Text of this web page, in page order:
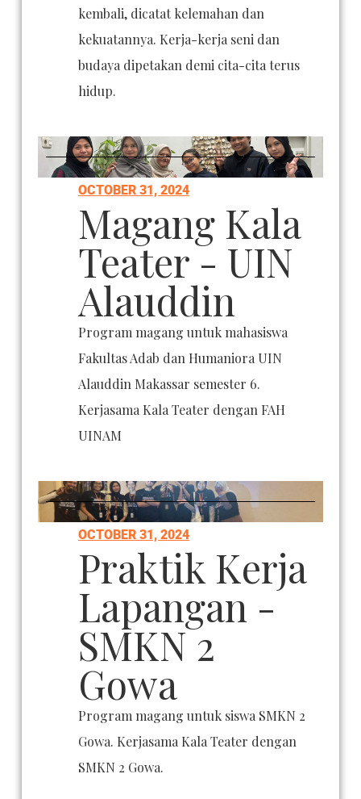
kembali, dicatat kelemahan dan
kekuatannya. Kerja-kerja seni dan
budaya dipetakan demi cita-cita terus
hidup.
OCTOBER 31, 2024
Magang Kala
Teater - UIN
Alauddin
Program magang untuk mahasiswa
Fakultas Adab dan Humaniora UIN
Alauddin Makassar semester 6.
Kerjasama Kala Teater dengan FAH
UINAM
OCTOBER 31, 2024
Praktik Kerja
Lapangan -
SMKN 2
Gowa
Program magang untuk siswa SMKN 2
Gowa. Kerjasama Kala Teater dengan
SMKN 2 Gowa.